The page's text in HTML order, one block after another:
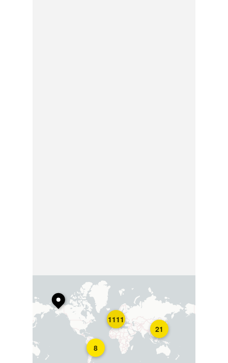
8
21
1111